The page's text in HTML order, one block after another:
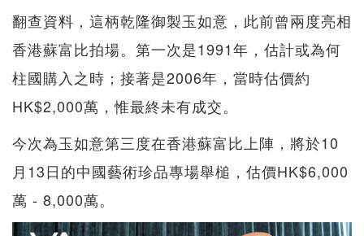
翻查資料，這柄乾隆御製玉如意，此前曾兩度亮相
香港蘇富比拍場。第一次是1991年，估計或為何
柱國購入之時；接著是2006年，當時估價約
HK$2,000萬，惟最終未有成交。
今次為玉如意第三度在香港蘇富比上陣，將於10
月13日的中國藝術珍品專場舉槌，估價HK$6,000
萬 - 8,000萬。